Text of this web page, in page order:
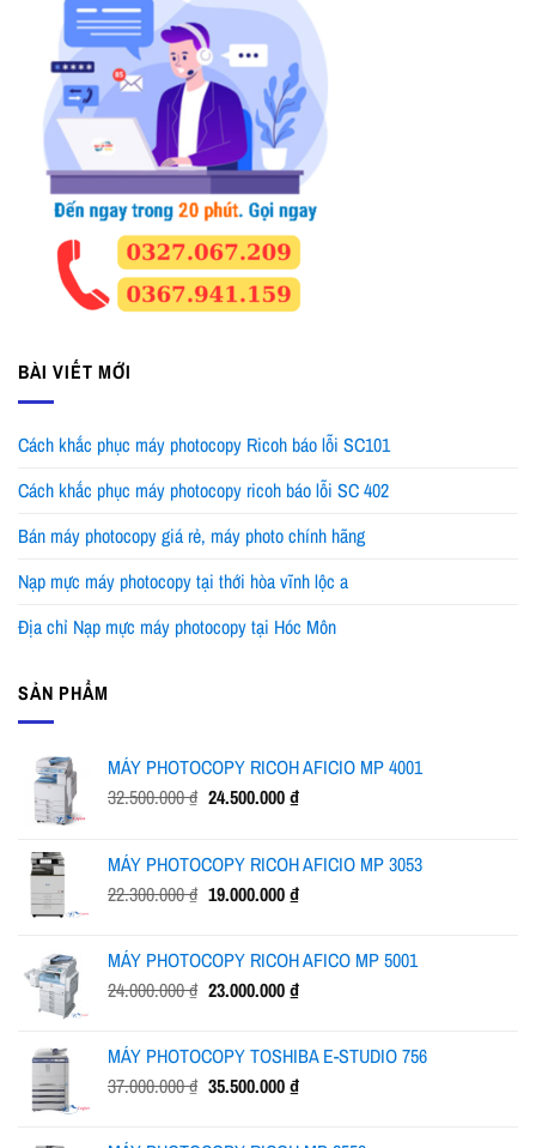
BÀI VIẾT MỚI
Cách khắc phục máy photocopy Ricoh báo lỗi SC101
Cách khắc phục máy photocopy ricoh báo lỗi SC 402
Bán máy photocopy giá rẻ, máy photo chính hãng
Nạp mực máy photocopy tại thới hòa vĩnh lộc a
Địa chỉ Nạp mực máy photocopy tại Hóc Môn
SẢN PHẨM
MÁY PHOTOCOPY RICOH AFICIO MP 4001
32.500.000₫ Giá
32.500.000 ₫.
24.500.000₫Giá
là:
24.500.000 ₫.
MÁY PHOTOCOPY RICOH AFICIO MP 3053
22.300.000₫ Giá
22.300.000 ₫.
19.000.000₫Giá
là:
19.000.000 ₫.
MÁY PHOTOCOPY RICOH AFICO MP 5001
24.000.000₫ Giá
24.000.000 ₫.
23.000.000₫Giá
là:
23.000.000 ₫.
MÁY PHOTOCOPY TOSHIBA E-STUDIO 756
37.000.000₫ Giá
35.500.000₫Giá